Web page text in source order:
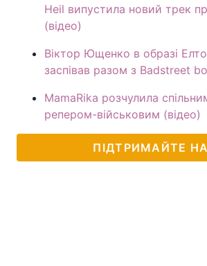
Heil випустила новий трек
(відео)
Віктор Ющенко в образі
заспівав разом з Badstreet
MamaRika розчулила
репером-військовим (відео)
ПІДТРИМАЙТЕ